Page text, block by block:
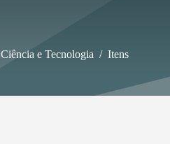
Ciência e Tecnologia / Itens